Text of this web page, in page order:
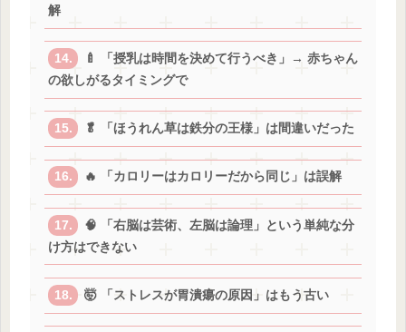
解
🍼 「授乳は時間を決めて行うべき」→ 赤ちゃん
の欲しがるタイミングで
🥬 「ほうれん草は鉄分の王様」は間違いだった
🔥 「カロリーはカロリーだから同じ」は誤解
🧠 「右脳は芸術、左脳は論理」という単純な分
け方はできない
🤯 「ストレスが胃潰瘍の原因」はもう古い